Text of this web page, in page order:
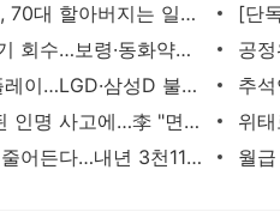
50대 아들은 쉬는데, 70대 할아버지는 일터로
글루타치온 등 무더기 회수…보령·동화약품 '불똥'
'캐즘' 직면한 디스플레이…LGD·삼성D 불황 극복 전략은
포스코이앤씨 반복된 인명 사고에…李 "면허취소·입찰금지 검토"
공립 초등교사 27% 줄어든다…내년 3천113명 채용